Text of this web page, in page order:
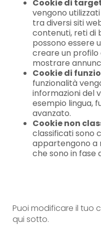
Cookie di
vengono
tra diversi siti
contenuti, reti di
possono essere
creare un profilo
mostrare
Cookie di
funzionalità
informazioni del
esempio lingua,
avanzato.
Cookie non
classificati sono
appartengono a
che sono in fase
Puoi modificare il tuo
qui sotto.